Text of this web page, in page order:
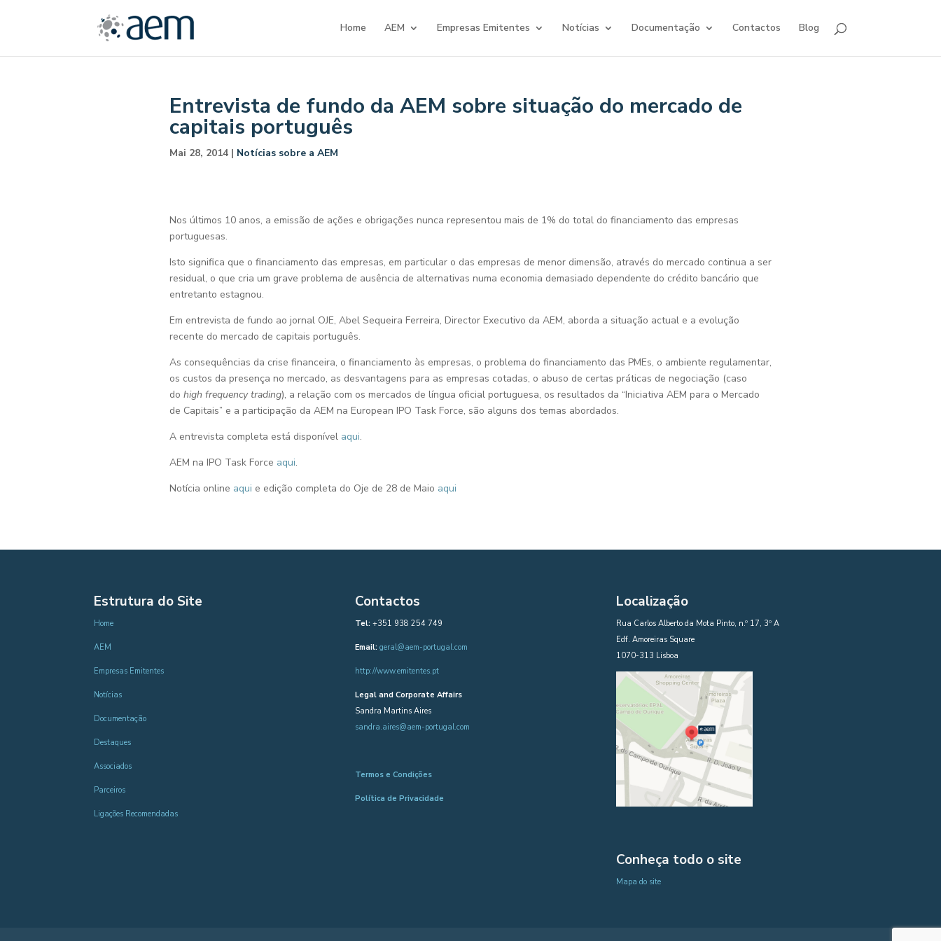
Home AEM Empresas Emitentes Notícias Documentação Contactos Blog
Entrevista de fundo da AEM sobre situação do mercado de
capitais português
Mai 28, 2014| Notícias sobre a AEM
Nos últimos 10 anos, a emissão de ações e obrigações nunca representou mais de 1% do total do financiamento das empresas
portuguesas.
Isto significa que o financiamento das empresas, em particular o das empresas de menor dimensão, através do mercado continua a ser
residual, o que cria um grave problema de ausência de alternativas numa economia demasiado dependente do crédito bancário que
entretanto estagnou.
Em entrevista de fundo ao jornal OJE, Abel Sequeira Ferreira, Director Executivo da AEM, aborda a situação actual e a evolução
recente do mercado de capitais português.
As consequências da crise financeira, o financiamento às empresas, o problema do financiamento das PMEs, o ambiente regulamentar,
os custos da presença no mercado, as desvantagens para as empresas cotadas, o abuso de certas práticas de negociação (caso
do high frequency trading), a relação com os mercados de língua oficial portuguesa, os resultados da “Iniciativa AEM para o Mercado
de Capitais” e a participação da AEM na European IPO Task Force, são alguns dos temas abordados.
A entrevista completa está disponível aqui.
AEM na IPO Task Force aqui.
Notícia online aqui e edição completa do Oje de 28 de Maio aqui
Estrutura do Site
Home
AEM
Empresas Emitentes
Notícias
Documentação
Destaques
Associados
Parceiros
Ligações Recomendadas
Contactos
Tel: +351 938 254 749
Email: geral@aem-portugal.com
http://www.emitentes.pt
Legal and Corporate Affairs
Sandra Martins Aires
sandra.aires@aem-portugal.com
Termos e Condições
Política de Privacidade
Localização
Rua Carlos Alberto da Mota Pinto, n.º 17, 3º A
Edf. Amoreiras Square
1070-313 Lisboa
Conheça todo o site
Mapa do site